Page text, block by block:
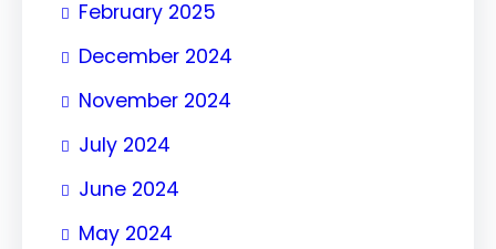
February 2025
December 2024
November 2024
July 2024
June 2024
May 2024